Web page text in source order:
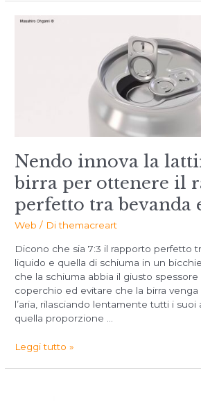
Nendo innova la
birra per ottenere il
perfetto tra bevanda
Web / Dithemacreart
Dicono che sia 7:3 il rapporto perfetto
liquido e quella di schiuma in un
che la schiuma abbia il giusto
coperchio ed evitare che la birra
l’aria, rilasciando lentamente tutti i suoi
quella proporzione …
Leggi tutto »